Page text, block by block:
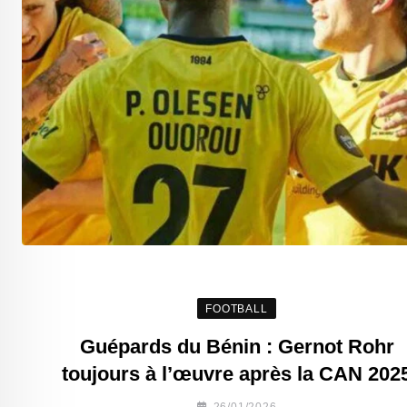
FOOTBALL
Guépards du Bénin : Gernot Rohr
toujours à l’œuvre après la CAN